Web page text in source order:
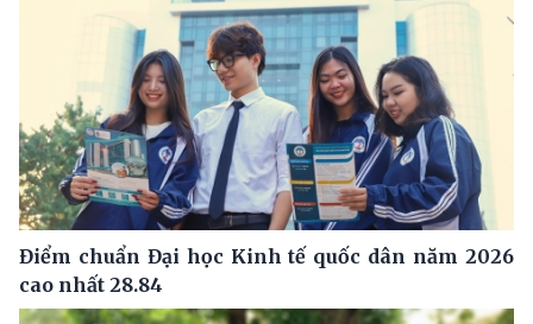
Điểm chuẩn Đại học Kinh tế quốc dân năm 2026
cao nhất 28.84